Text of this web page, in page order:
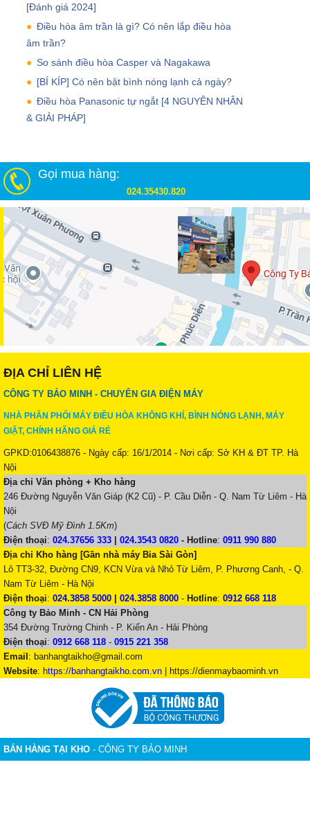
[Đánh giá 2024]
Điều hòa âm trần là gì? Có nên lắp điều hòa
âm trần?
So sánh điều hòa Casper và Nagakawa
[BÍ KÍP] Có nên bật bình nóng lạnh cả ngày?
Điều hòa Panasonic tự ngắt [4 NGUYÊN NHÂN
& GIẢI PHÁP]
Gọi mua hàng:
024.35430.820
ĐỊA CHỈ LIÊN HỆ
CÔNG TY BẢO MINH - CHUYÊN GIA ĐIỆN MÁY
NHÀ PHÂN PHỐI MÁY ĐIỀU HÒA KHÔNG KHÍ, BÌNH NÓNG LẠNH, MÁY
GIẶT, CHÍNH HÃNG GIÁ RẺ
GPKD:0106438876 - Ngày cấp: 16/1/2014 - Nơi cấp: Sở KH & ĐT TP. Hà
Nội
Địa chỉ Văn phòng + Kho hàng
246 Đường Nguyễn Văn Giáp (K2 Cũ) - P. Cầu Diễn - Q. Nam Từ Liêm - Hà
Nội
(Cách SVĐ Mỹ Đình 1.5Km)
Điện thoại: 024.37656 333 024.3543 0820 - Hotline: 0911 990 880
Địa chỉ Kho hàng [Gần nhà máy Bia Sài Gòn]
Lô TT3-32, Đường CN9, KCN Vừa và Nhỏ Từ Liêm, P. Phương Canh, - Q.
Nam Từ Liêm - Hà Nội
Điện thoại: 024.3858 5000 024.3858 8000 - Hotline: 0912 668 118
Công ty Bảo Minh - CN Hải Phòng
354 Đường Trường Chinh - P. Kiến An - Hải Phòng
Điện thoại: 0912 668 118 - 0915 221 358
Email : banhangtaikho@gmail.com
Website: https://banhangtaikho.com.vn | https://dienmaybaominh.vn
BÁN HÀNG TẠI KHO - CÔNG TY BẢO MINH